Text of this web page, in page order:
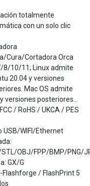
totalmente
con un solo clic
Cura/Cortadora Orca
8/10/11; Linux admite
20.04 y versiones
Mac OS admite
versiones posteriores...
/ RoHS / UKCA / PES
USB/WIFI/Ethernet
OBJ/FPP/BMP/PNG/
GX/G
Flashforge / FlashPrint 5